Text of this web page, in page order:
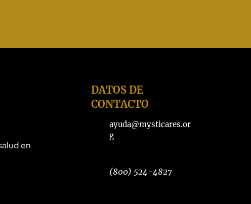
en
DATOS DE
CONTACTO
ayuda@mysticares.or
g
(800) 524-4827